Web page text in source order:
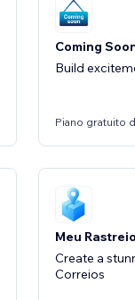
Coming
Build
Piano gratuito
Meu Rastreio
Create a
Correios